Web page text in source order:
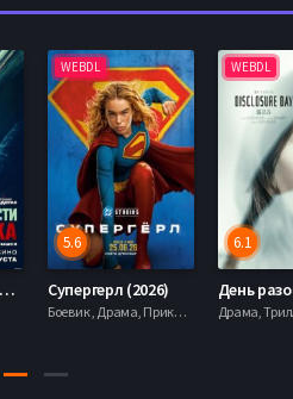
Во власти страха (2026)
WEBDL
5.6
Супергерл (2026)
Боевик , Драма, Приключения, Фантастика,
WEBDL
6.1